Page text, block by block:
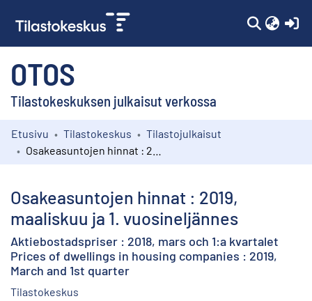
OTOS
Tilastokeskuksen julkaisut verkossa
Kokoelmat
Etusivu Tilastokeskus
Tilastojulkaisut
Osakeasuntojen hinnat : 2019,
maaliskuu ja 1. vuosineljännes
Aktiebostadspriser : 2018, mars och 1:a kvartalet
Prices of dwellings in housing companies : 2019,
March and 1st quarter
Tilastokeskus